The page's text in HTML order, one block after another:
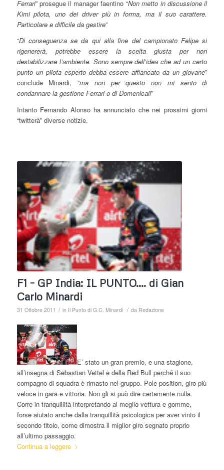
Ferrari” prosegue il manager faentino “Non metto in discussione il
Kimi pilota, uno dei driver più in forma, ma il suo carattere.
Particolare e difficile da gestire”
“Di conseguenza se da qui alla fine del campionato Felipe si
rigenererà, potrebbe essere la scelta giusta per non
destabilizzare l’ambiente. Sono sempre dell’idea che ad un certo
punto un pilota esperto debba essere affiancato da un giovane”
conclude Minardi, “ma non per questo non mi sento di
condannare la gestione Ferrari o di Domenicali”
Intanto Fernando Alonso ha annunciato che nei prossimi giorni
“twitterà” diverse notizie.
F1 – GP India: IL PUNTO…. di Gian
Carlo Minardi
31 Ottobre 2011 / in Il Punto di G.C. Minardi / da Redazione
E’ stato un gran premio, e una stagione,
all’insegna di Sebastian Vettel e della Red Bull perché il suo
compagno di squadra è rimasto nel gruppo. Pole position, giro più
veloce in gara e vittoria. Non gli si può dire certamente nulla.
Corre in tranquillità interpretando al meglio vettura e gomme,
forse aiutato anche dalla tranquillità psicologica per aver vinto il
secondo titolo, come dimostra il miglior giro segnato proprio
all’ultimo passaggio.
Continua a leggere